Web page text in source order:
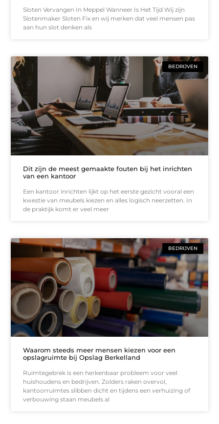
Sloten Vervangen In Meppel Wanneer Is Het Tijd Wij zijn
Slotenmaker Sloten Fix en wij merken dat veel mensen pas
aan hun slot denken als
BEDRIJVEN
Dit zijn de meest gemaakte fouten bij het inrichten
van een kantoor
Een kantoor inrichten lijkt op het eerste gezicht vooral een
kwestie van meubels kiezen en alles logisch neerzetten. In
de praktijk komt er veel meer
BEDRIJVEN
Waarom steeds meer mensen kiezen voor een
opslagruimte bij Opslag Berkelland
Ruimtegebrek is een herkenbaar probleem voor veel
huishoudens en bedrijven. Zolders raken overvol,
kantoorruimtes slibben dicht en tijdens een verhuizing of
verbouwing staan meubels al